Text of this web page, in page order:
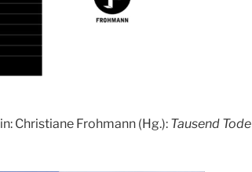
in: Christiane Frohmann (Hg.): Tausend Tode